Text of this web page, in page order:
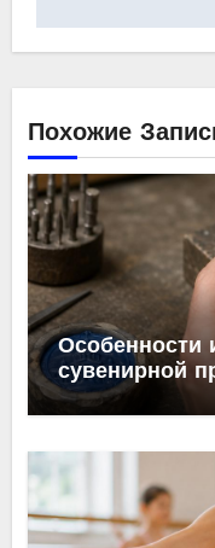
Похожие
Особенности
сувенирной